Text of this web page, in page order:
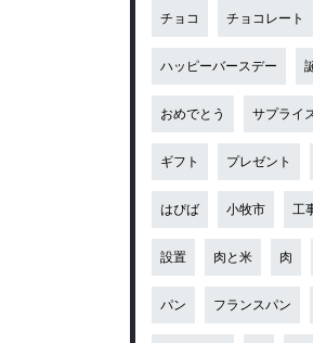
チョコ チョコレート
ハッピーバースデー
おめでとう サプライ
ギフト プレゼント
はぴば 小牧市 工
設置 肉と米 肉
パン フランスパン